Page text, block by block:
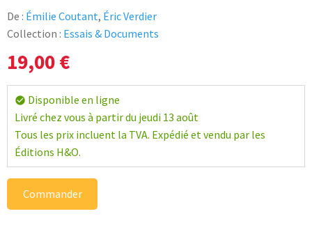
De : Émilie Coutant, Éric Verdier
Collection : Essais & Documents
19,00€
check_circle Disponible en ligne
Livré chez vous à partir du jeudi 13 août
Tous les prix incluent la TVA. Expédié et vendu par les
Éditions H&O.
Commander